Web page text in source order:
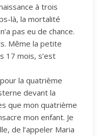
à trois
là, la mortalité
pas eu de chance.
Même la petite
17 mois, s’est
la quatrième
devant la
que mon quatrième
mon enfant. Je
de l’appeler Maria